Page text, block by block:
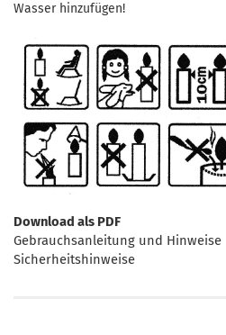
Wasser hinzufügen!
Download als PDF
Gebrauchsanleitung und Hinweise
Sicherheitshinweise